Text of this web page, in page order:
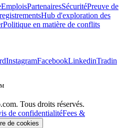
EmploisPartenairesSécuritéPreuve de
Hub d'exploration des
Politique en matière de conflits
InstagramFacebookLinkedinTradin
Tous droits réservés.
de confidentialitéFees &
de cookies